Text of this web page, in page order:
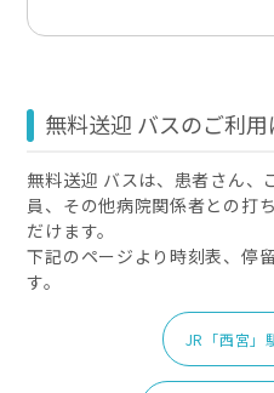
無料送迎 バスのご利用
無料送迎 バスは、患者さん、
員、その他病院関係者との打
だけます。
下記のページより時刻表、停
す。
JR「西宮」